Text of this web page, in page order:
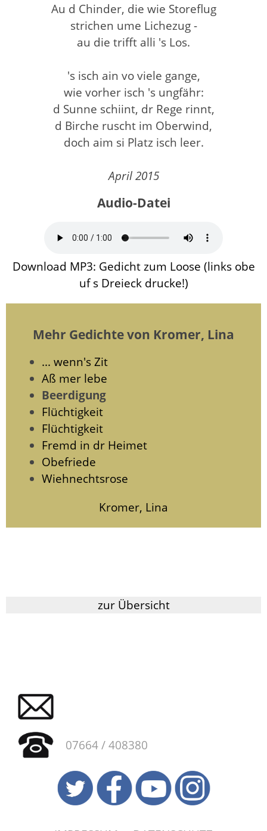
Au d Chinder, die wie Storeflug
strichen ume Lichezug -
au die trifft alli 's Los.
's isch ain vo viele gange,
wie vorher isch 's ungfähr:
d Sunne schiint, dr Rege rinnt,
d Birche ruscht im Oberwind,
doch aim si Platz isch leer.
April 2015
Audio-Datei
Download MP3: Gedicht zum Loose (links obe
uf s Dreieck drucke!)
Mehr Gedichte von Kromer, Lina
... wenn's Zit
Aß mer lebe
Beerdigung
Flüchtigkeit
Flüchtigkeit
Fremd in dr Heimet
Obefriede
Wiehnechtsrose
Kromer, Lina
zur Übersicht
07664 / 408380